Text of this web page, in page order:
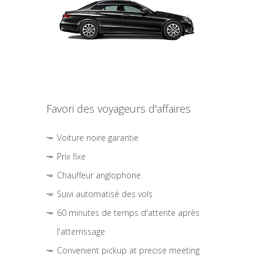
Favori des voyageurs d'affaires
Voiture noire garantie
Prix fixe
Chauffeur anglophone
Suivi automatisé des vols
60 minutes de temps d'attente après
l'atterrissage
Convenient pickup at precise meeting